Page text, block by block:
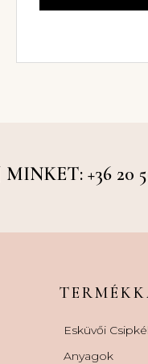
+36 20
Esküvői
Anyagok